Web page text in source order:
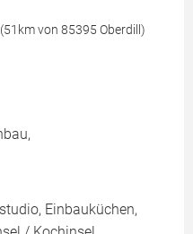
von 85395 Oberdill)
Einbauküchen,